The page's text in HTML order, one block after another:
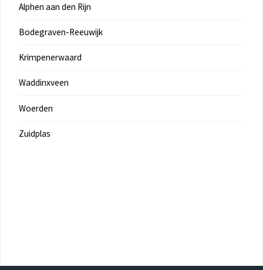
Alphen aan den Rijn
Bodegraven-Reeuwijk
Krimpenerwaard
Waddinxveen
Woerden
Zuidplas